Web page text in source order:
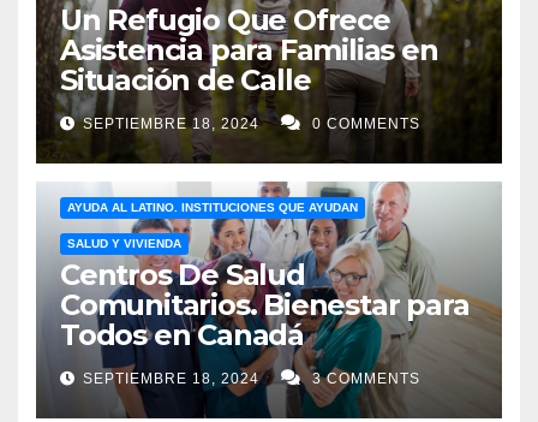
Un Refugio Que Ofrece
Asistencia para Familias en
Situación de Calle
SEPTIEMBRE 18, 2024 0 COMMENTS
AYUDA AL LATINO. INSTITUCIONES QUE AYUDAN
SALUD Y VIVIENDA
Centros De Salud
Comunitarios. Bienestar para
Todos en Canadá
SEPTIEMBRE 18, 2024 3 COMMENTS